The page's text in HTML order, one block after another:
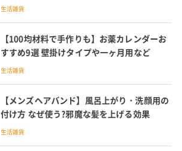
生活雑貨
【100均材料で手作りも】お薬カレンダーお
すすめ9選 壁掛けタイプや一ヶ月用など
生活雑貨
【メンズヘアバンド】風呂上がり・洗顔用の
付け方 なぜ使う?邪魔な髪を上げる効果
生活雑貨